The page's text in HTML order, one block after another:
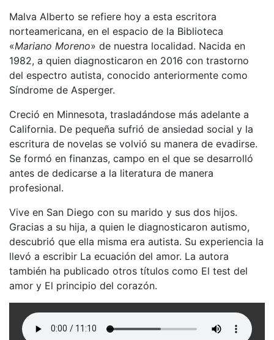
Malva Alberto se refiere hoy a esta escritora
norteamericana, en el espacio de la Biblioteca
«Mariano Moreno» de nuestra localidad. Nacida en
1982, a quien diagnosticaron en 2016 con trastorno
del espectro autista, conocido anteriormente como
Síndrome de Asperger.
Creció en Minnesota, trasladándose más adelante a
California. De pequeña sufrió de ansiedad social y la
escritura de novelas se volvió su manera de evadirse.
Se formó en finanzas, campo en el que se desarrolló
antes de dedicarse a la literatura de manera
profesional.
Vive en San Diego con su marido y sus dos hijos.
Gracias a su hija, a quien le diagnosticaron autismo,
descubrió que ella misma era autista. Su experiencia la
llevó a escribir La ecuación del amor. La autora
también ha publicado otros títulos como El test del
amor y El principio del corazón.